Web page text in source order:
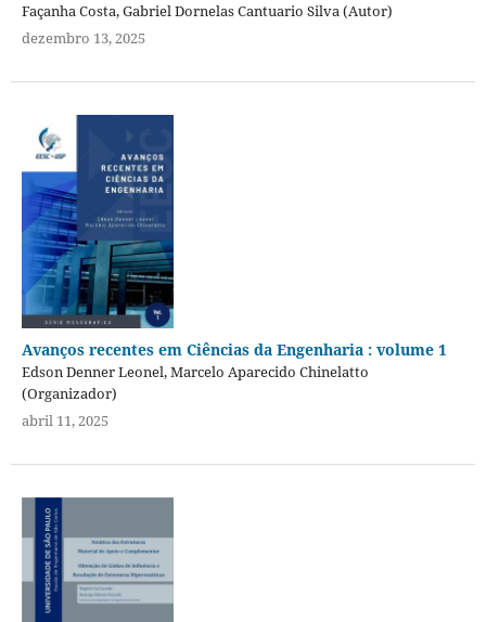
Façanha Costa, Gabriel Dornelas Cantuario Silva (Autor)
dezembro 13, 2025
Avanços recentes em Ciências da Engenharia : volume 1
Edson Denner Leonel, Marcelo Aparecido Chinelatto
(Organizador)
abril 11, 2025